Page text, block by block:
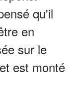
qu'il
en
sur le
est monté